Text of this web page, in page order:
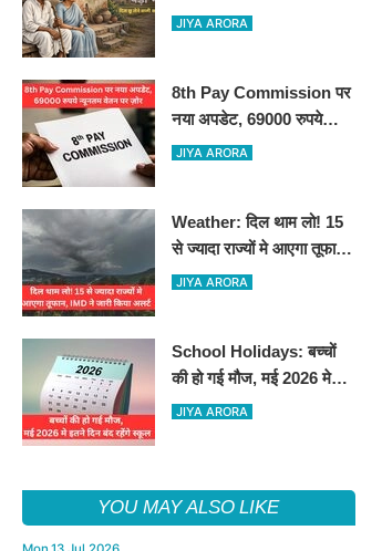
JIYA ARORA
8th Pay Commission पर
नया अपडेट, 69000 रुपये
न्यूनतम वेतन पर ज़ोर
JIYA ARORA
Weather: दिल थाम लो! 15
से ज्यादा राज्यों मे आएगा तूफान,
IMD ने जारी किया अलर्ट
JIYA ARORA
School Holidays: बच्चों
की हो गई मौज, मई 2026 मे
इतने दिन बंद रहेंगे स्कूल
JIYA ARORA
YOU MAY ALSO LIKE